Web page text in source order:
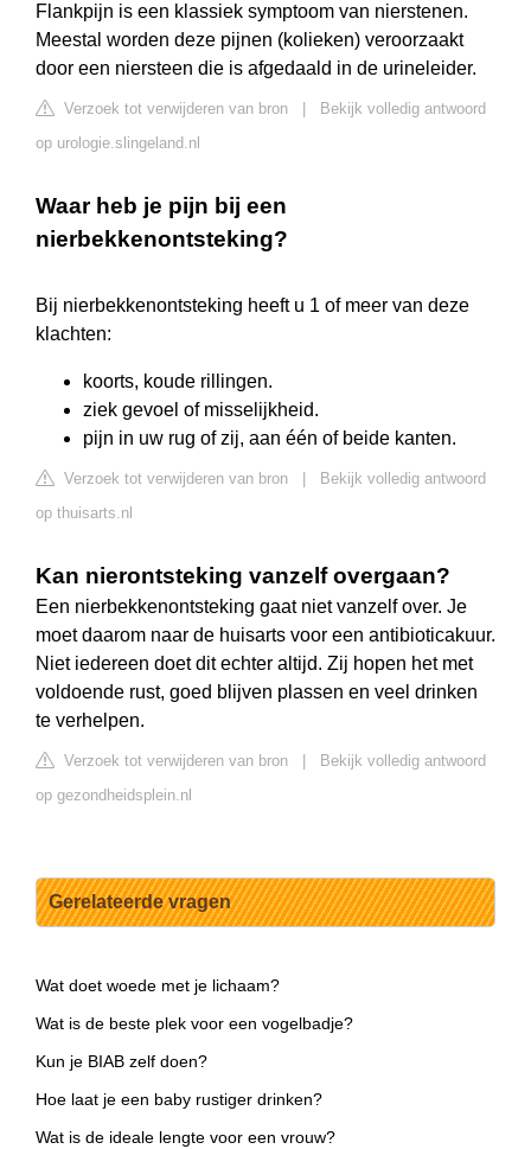
Flankpijn is een klassiek symptoom van nierstenen.
Meestal worden deze pijnen (kolieken) veroorzaakt
door een niersteen die is afgedaald in de urineleider.
Verzoek tot verwijderen van bron
Bekijk volledig antwoord
op urologie.slingeland.nl
Waar heb je pijn bij een
nierbekkenontsteking?
Bij nierbekkenontsteking heeft u 1 of meer van deze
klachten:
koorts, koude rillingen.
ziek gevoel of misselijkheid.
pijn in uw rug of zij, aan één of beide kanten.
Verzoek tot verwijderen van bron
Bekijk volledig antwoord
op thuisarts.nl
Kan nierontsteking vanzelf overgaan?
Een nierbekkenontsteking gaat niet vanzelf over. Je
moet daarom naar de huisarts voor een antibioticakuur.
Niet iedereen doet dit echter altijd. Zij hopen het met
voldoende rust, goed blijven plassen en veel drinken
te verhelpen.
Verzoek tot verwijderen van bron
Bekijk volledig antwoord
op gezondheidsplein.nl
Gerelateerde vragen
Wat doet woede met je lichaam?
Wat is de beste plek voor een vogelbadje?
Kun je BIAB zelf doen?
Hoe laat je een baby rustiger drinken?
Wat is de ideale lengte voor een vrouw?